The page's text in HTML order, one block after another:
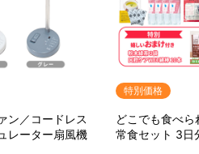
ン／コードレス
レーター扇風機
特別価格
どこでも食べ
常食セット 3日